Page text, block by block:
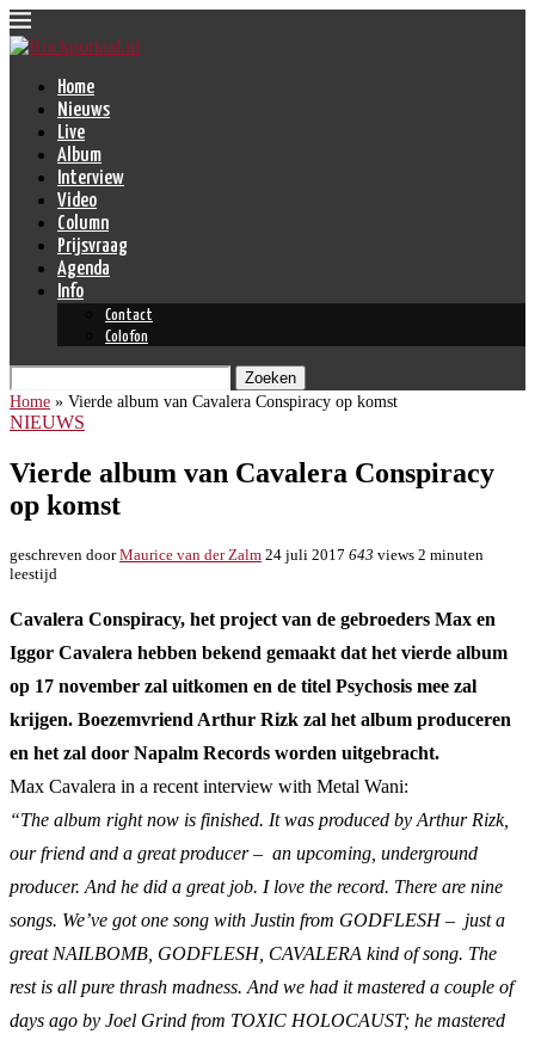
Home
Nieuws
Live
Album
Interview
Video
Column
Prijsvraag
Agenda
Info
Contact
Colofon
Zoeken
Home » Vierde album van Cavalera Conspiracy op komst
NIEUWS
Vierde album van Cavalera Conspiracy
op komst
geschreven doorMaurice van der Zalm 24 juli 2017 643 views 2 minuten
leestijd
Cavalera Conspiracy, het project van de gebroeders Max en
Iggor Cavalera hebben bekend gemaakt dat het vierde album
op 17 november zal uitkomen en de titel Psychosis mee zal
krijgen. Boezemvriend Arthur Rizk zal het album produceren
en het zal door Napalm Records worden uitgebracht.
Max Cavalera in a recent interview with Metal Wani:
“The album right now is finished. It was produced by Arthur Rizk,
our friend and a great producer – an upcoming, underground
producer. And he did a great job. I love the record. There are nine
songs. We’ve got one song with Justin from GODFLESH – just a
great NAILBOMB, GODFLESH, CAVALERA kind of song. The
rest is all pure thrash madness. And we had it mastered a couple of
days ago by Joel Grind from TOXIC HOLOCAUST; he mastered